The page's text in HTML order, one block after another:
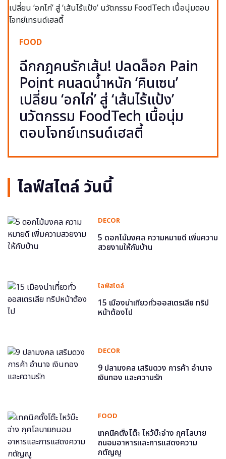
FOOD
ฉีกกฎคนรักเส้น! ปลดล็อก Pain
Point คนลดน้ำหนัก ‘คินเซน’
เปลี่ยน ‘อกไก่’ สู่ ‘เส้นไร้แป้ง’
นวัตกรรม FoodTech เนื้อนุ่ม
ตอบโจทย์เทรนด์เฮลตี้
ไลฟ์สไตล์ วันนี้
DECOR
5 ดอกไม้มงคล ความหมายดี เพิ่มความ
สวยงามให้กับบ้าน
ไลฟ์สไตล์
15 เมืองน่าเที่ยวทั่วออสเตรเลีย ทริป
หน้าต้องไป
DECOR
9 ปลามงคล เสริมดวง การค้า อำนาจ
เงินทอง และความรัก
FOOD
เทคนิคตั้งโต๊ะ ไหว้บ๊ะจ่าง กุศโลบาย
ถนอมอาหารและการแสดงความ
กตัญญู